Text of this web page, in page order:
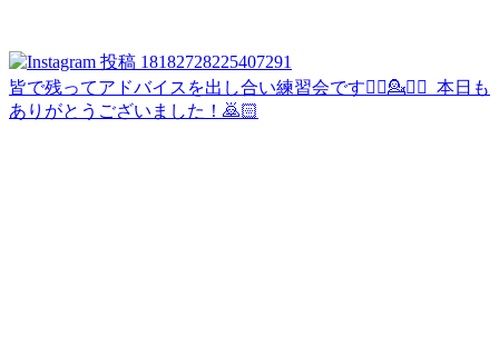
皆で残ってアドバイスを出し合い練習会です💁‍♀️💁💁‍♂️ ⁡ 本日も
ありがとうございました！🙇🏻‍